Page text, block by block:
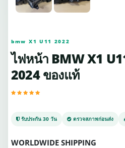
bmw X1 U11 2022
ไฟหน้า BMW X1
2024 ของแท้
รับประกัน 30 วัน ตรวจสภาพก่อนส่ง
WORLDWIDE SHIPPING